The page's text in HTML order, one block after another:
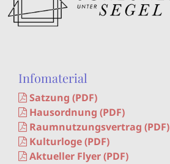
Infomaterial
Satzung (PDF)
Hausordnung (PDF)
Raumnutzungsvertrag (PDF)
Kulturloge (PDF)
Aktueller Flyer (PDF)